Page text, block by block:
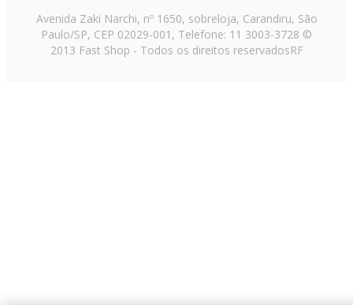
Avenida Zaki Narchi, nº 1650, sobreloja, Carandiru, São
Paulo/SP, CEP 02029-001, Telefone: 11 3003-3728 ©
2013 Fast Shop - Todos os direitos reservadosRF